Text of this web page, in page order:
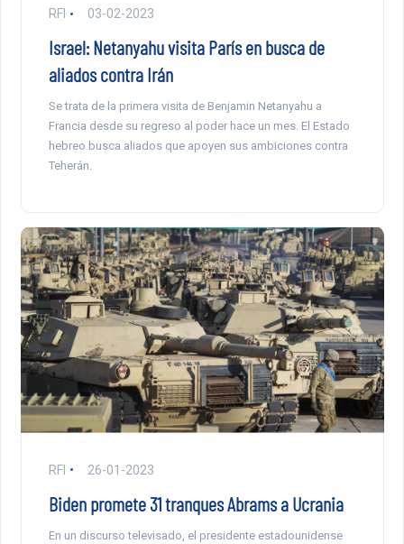
RFI 03-02-2023
Israel: Netanyahu visita París en busca de
aliados contra Irán
Se trata de la primera visita de Benjamin Netanyahu a
Francia desde su regreso al poder hace un mes. El Estado
hebreo busca aliados que apoyen sus ambiciones contra
Teherán.
RFI 26-01-2023
Biden promete 31 tranques Abrams a Ucrania
En un discurso televisado, el presidente estadounidense